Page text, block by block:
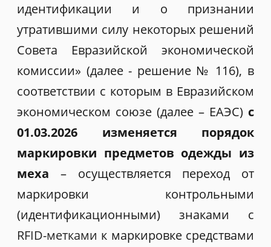
идентификации и о признании
утратившими силу некоторых решений
Совета Евразийской экономической
комиссии» (далее - решение № 116), в
соответствии с которым в Евразийском
экономическом союзе (далее – ЕАЭС) с
01.03.2026 изменяется порядок
маркировки предметов одежды из
меха – осуществляется переход от
маркировки контрольными
(идентификационными) знаками с
RFID-метками к маркировке средствами